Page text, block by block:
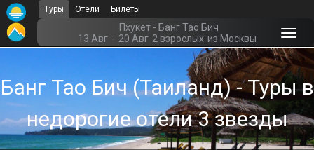
Туры Отели Билеты
Пхукет - Банг Тао Бич
13 Авг - 20 Авг 2 взрослых из Москвы
Банг Тао Бич (Таиланд) - Туры в
недорогие отели 3 звезды
Главная
Офис г. Москва
Помощь
Подборки отелей